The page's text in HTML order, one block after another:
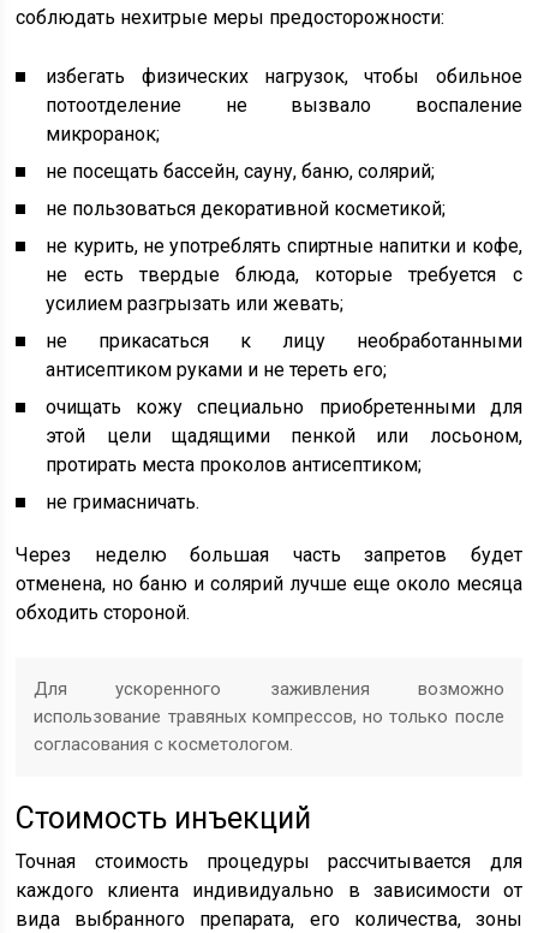
соблюдать нехитрые меры предосторожности:
избегать физических нагрузок, чтобы обильное
потоотделение не вызвало воспаление
микроранок;
не посещать бассейн, сауну, баню, солярий;
не пользоваться декоративной косметикой;
не курить, не употреблять спиртные напитки и кофе,
не есть твердые блюда, которые требуется с
усилием разгрызать или жевать;
не прикасаться к лицу необработанными
антисептиком руками и не тереть его;
очищать кожу специально приобретенными для
этой цели щадящими пенкой или лосьоном,
протирать места проколов антисептиком;
не гримасничать.
Через неделю большая часть запретов будет
отменена, но баню и солярий лучше еще около месяца
обходить стороной.
Для ускоренного заживления возможно
использование травяных компрессов, но только после
согласования с косметологом.
Стоимость инъекций
Точная стоимость процедуры рассчитывается для
каждого клиента индивидуально в зависимости от
вида выбранного препарата, его количества, зоны